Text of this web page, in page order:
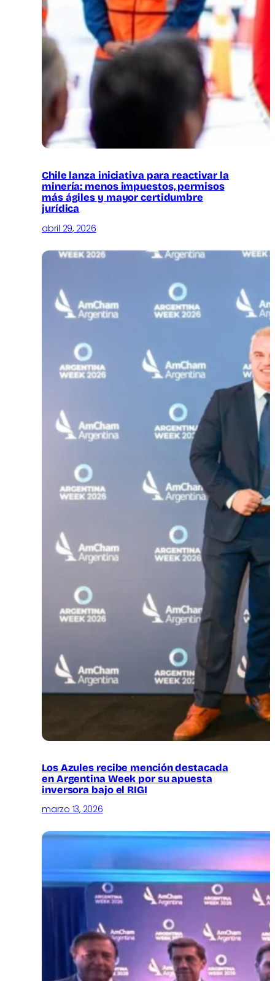
Chile lanza iniciativa para reactivar la
minería: menos impuestos, permisos
más ágiles y mayor certidumbre
jurídica
abril 29, 2026
Los Azules recibe mención destacada
en Argentina Week por su apuesta
inversora bajo el RIGI
marzo 13, 2026